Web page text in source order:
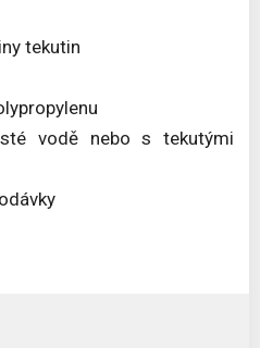
tekutin
vodě nebo s tekutými